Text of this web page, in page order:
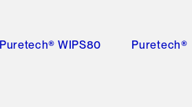
Puretech® WIPS80 Puretech®